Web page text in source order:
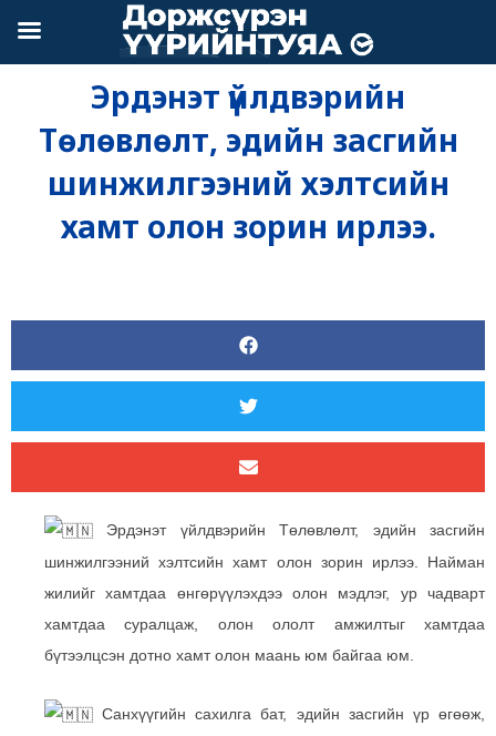
content
Эрдэнэт үйлдвэрийн
Төлөвлөлт, эдийн засгийн
шинжилгээний хэлтсийн
хамт олон зорин ирлээ.
Эрдэнэт үйлдвэрийн Төлөвлөлт, эдийн засгийн
шинжилгээний хэлтсийн хамт олон зорин ирлээ. Найман
жилийг хамтдаа өнгөрүүлэхдээ олон мэдлэг, ур чадварт
хамтдаа суралцаж, олон ололт амжилтыг хамтдаа
бүтээлцсэн дотно хамт олон маань юм байгаа юм.
Санхүүгийн сахилга бат, эдийн засгийн үр өгөөж,